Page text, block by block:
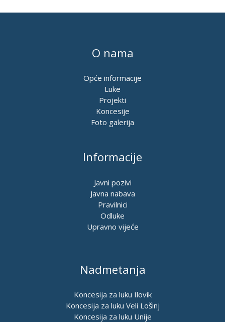
O nama
Opće informacije
Luke
Projekti
Koncesije
Foto galerija
Informacije
Javni pozivi
Javna nabava
Pravilnici
Odluke
Upravno vijeće
Nadmetanja
Koncesija za luku Ilovik
Koncesija za luku Veli Lošinj
Koncesija za luku Unije